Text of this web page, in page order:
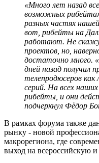
«Много лет назад
возможных
разных частях
вот, рибейты на
работают. Не
проектов, но,
достаточно много.
дней назад получил
телепродюсеров
серий. На всех
рибейты, и они
подчеркнул Фёдор
В рамках форума также
рынку - новой
макрорегиона, где
выход на всероссийскую